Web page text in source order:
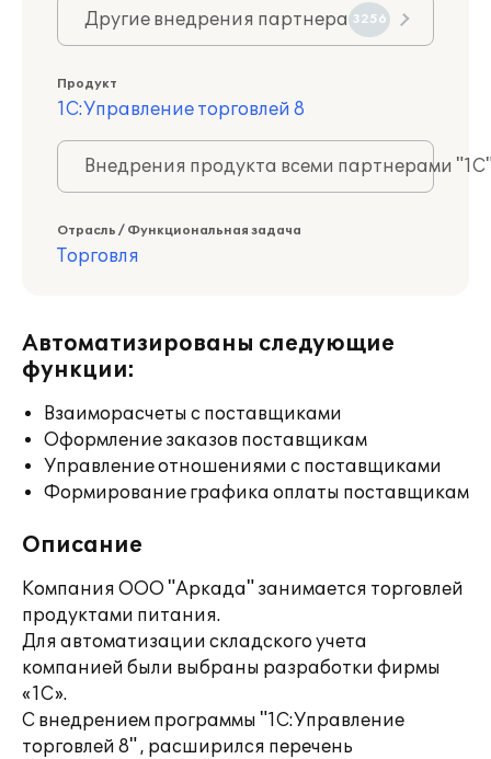
Другие внедрения партнера 3256
Продукт
1С:Управление торговлей 8
Внедрения продукта всеми партнерами
Отрасль / Функциональная задача
Торговля
Автоматизированы следующие
функции:
Взаиморасчеты с поставщиками
Оформление заказов поставщикам
Управление отношениями с поставщиками
Формирование графика оплаты поставщикам
Описание
Компания ООО "Аркада" занимается торговлей
продуктами питания.
Для автоматизации складского учета
компанией были выбраны разработки фирмы
«1С».
С внедрением программы "1С:Управление
торговлей 8" , расширился перечень